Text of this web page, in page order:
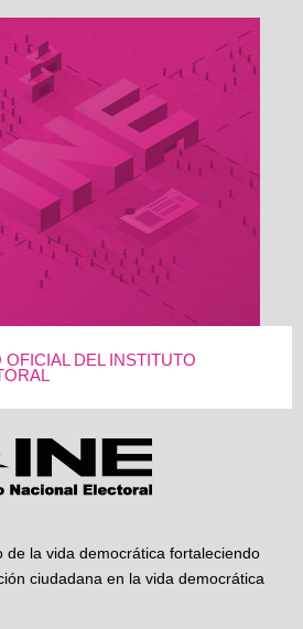
OFICIAL DEL INSTITUTO
de la vida democrática fortaleciendo
ciudadana en la vida democrática